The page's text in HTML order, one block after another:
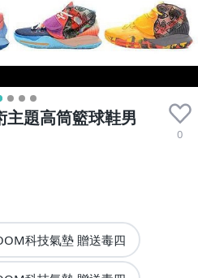
題高筒籃球鞋男
0
科技氣墊 贈送毒四